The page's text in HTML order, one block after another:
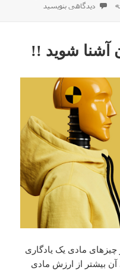
برای عکس پسرهای نوجوان و جوان
دیدگاهی بنویسید
شوید !!
چیزهای مادی یک یادگاری
بیشتر از ارزش مادی